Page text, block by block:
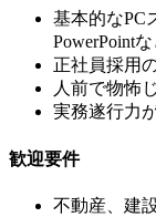
基本的なPC
PowerPointな
正社員採用
人前で物怖
実務遂行力
歓迎要件
不動産、建